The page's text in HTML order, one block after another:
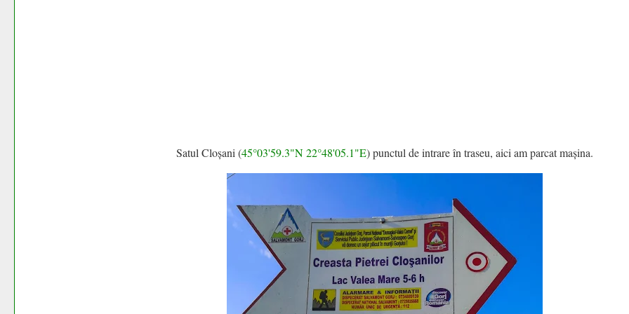
Satul Cloșani (45°03'59.3"N 22°48'05.1"E) punctul de intrare în traseu, aici am parcat mașina.